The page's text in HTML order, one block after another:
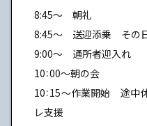
8:45～ 朝礼
8:45～ 送迎添乗 その
9:00～ 通所者迎入れ
10：00～朝の会
10：15～作業開始 途
レ支援